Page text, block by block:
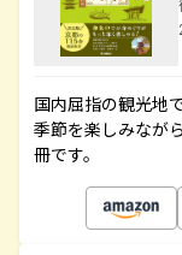
国内屈指の観光地
季節を楽しみなが
冊です。